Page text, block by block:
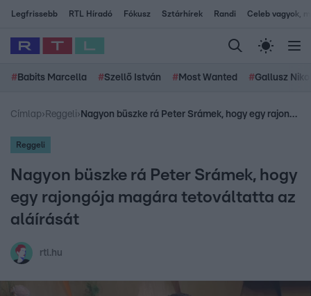
Legfrissebb RTL Híradó Fókusz Sztárhírek Randi Celeb vagyok,
# Babits Marcella #Szellő István # Most Wanted #Gallusz
Címlap› Reggeli› Nagyon büszke rá Peter Srámek, hogy egy rajongója magára tetováltatta az aláírását
Reggeli
Nagyon büszke rá Peter Srámek, hogy
egy rajongója magára tetováltatta az
aláírását
rtl.hu